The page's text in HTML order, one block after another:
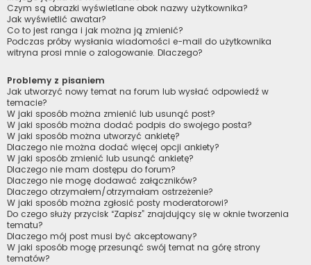
Czym są obrazki wyświetlane obok nazwy użytkownika?
Jak wyświetlić awatar?
Co to jest ranga i jak można ją zmienić?
Podczas próby wysłania wiadomości e-mail do użytkownika
witryna prosi mnie o zalogowanie. Dlaczego?
Problemy z pisaniem
Jak utworzyć nowy temat na forum lub wysłać odpowiedź w
temacie?
W jaki sposób można zmienić lub usunąć post?
W jaki sposób można dodać podpis do swojego posta?
W jaki sposób można utworzyć ankietę?
Dlaczego nie można dodać więcej opcji ankiety?
W jaki sposób zmienić lub usunąć ankietę?
Dlaczego nie mam dostępu do forum?
Dlaczego nie mogę dodawać załączników?
Dlaczego otrzymałem/otrzymałam ostrzeżenie?
W jaki sposób można zgłosić posty moderatorowi?
Do czego służy przycisk “Zapisz” znajdujący się w oknie tworzenia
tematu?
Dlaczego mój post musi być akceptowany?
W jaki sposób mogę przesunąć swój temat na górę strony
tematów?